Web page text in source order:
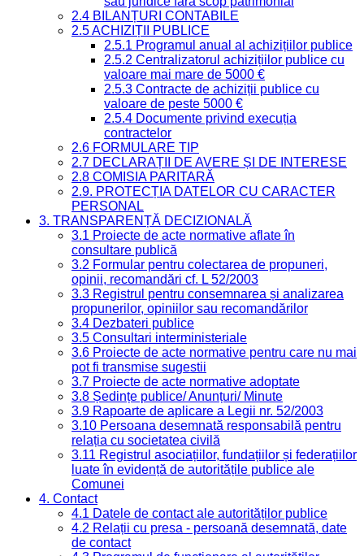
2.4 BILANȚURI CONTABILE
2.5 ACHIZIȚII PUBLICE
2.5.1 Programul anual al achizițiilor publice
2.5.2 Centralizatorul achizițiilor publice cu
valoare mai mare de 5000 €
2.5.3 Contracte de achiziții publice cu
valoare de peste 5000 €
2.5.4 Documente privind execuția
contractelor
2.6 FORMULARE TIP
2.7 DECLARAȚII DE AVERE ȘI DE INTERESE
2.8 COMISIA PARITARĂ
2.9. PROTECȚIA DATELOR CU CARACTER
PERSONAL
3. TRANSPARENȚĂ DECIZIONALĂ
3.1 Proiecte de acte normative aflate în
consultare publică
3.2 Formular pentru colectarea de propuneri,
opinii, recomandări cf. L 52/2003
3.3 Registrul pentru consemnarea și analizarea
propunerilor, opiniilor sau recomandărilor
3.4 Dezbateri publice
3.5 Consultari interministeriale
3.6 Proiecte de acte normative pentru care nu mai
pot fi transmise sugestii
3.7 Proiecte de acte normative adoptate
3.8 Ședințe publice/ Anunțuri/ Minute
3.9 Rapoarte de aplicare a Legii nr. 52/2003
3.10 Persoana desemnată responsabilă pentru
relația cu societatea civilă
3.11 Registrul asociațiilor, fundațiilor și federațiilor
luate în evidență de autoritățile publice ale
Comunei
4. Contact
4.1 Datele de contact ale autorităților publice
4.2 Relații cu presa - persoană desemnată, date
de contact